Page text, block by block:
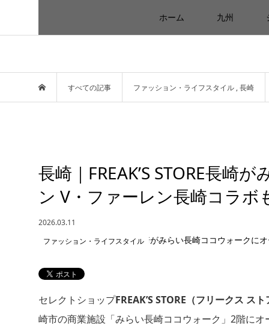
ホーム 九州
すべての記事 ファッション・ライフスタイル ,長崎
長崎｜FREAK’S STORE長崎
ン V・ファーレン長崎コラボ
2026.03.11
ファッション・ライフスタイル
セレクトショップFREAK’S STORE（フリークス スト
崎市の商業施設「みらい長崎ココウォーク」2階に